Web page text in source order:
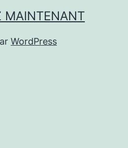
MAINTENANT
WordPress